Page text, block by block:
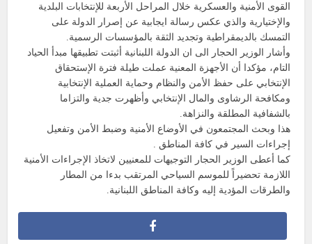
القوى الأمنية والعسكرية خلال المراحل الأربعة للإنتخابات البلدية
والإختيارية والذي عكس رسالة ايجابية عن إصرار الدولة على
التمسك بالديمقراطية وتجديد الثقة بالمؤسسات الرسمية.
وأشار الوزير الحجار الى ان الدولة اللبنانية أثبتت تطبيقها مبدأ الحياد
التام، مؤكدا أن الأجهزة المعنية عملت طيلة فترة الإستحقاق
الإنتخابي على حفظ الأمن والنظام وحماية العملية الإنتخابية
ومكافحة الرشاوى والمال الإنتخابي وأظهرت جدية والتزاما
بالشفافية المطلقة والنزاهة.
هذا وبحث المجتمعون في الأوضاع الأمنية وضبط الأمن وتفعيل
إجراءات السير في كافة المناطق .
كما أعطى الوزير الحجار التوجيهات للمعنيين لاتخاذ الإجراءات الأمنية
اللازمة تحضيراً للموسم السياحي المرتقب بدءا من المطار
والطرقات المؤدية إليه وكافة المناطق اللبنانية.